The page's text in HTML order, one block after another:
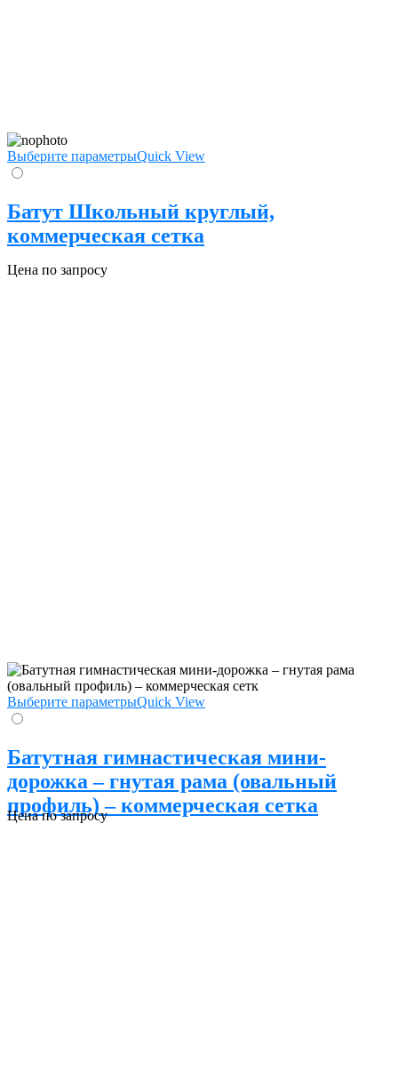
Выберите параметрыQuick View
Батут Школьный круглый,
коммерческая сетка
Цена по запросу
Выберите параметрыQuick View
Батутная гимнастическая мини-
дорожка – гнутая рама (овальный
профиль) – коммерческая сетка
Цена по запросу